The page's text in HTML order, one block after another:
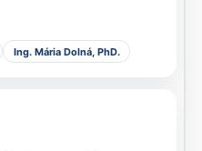
Ing. Mária Dolná, PhD.